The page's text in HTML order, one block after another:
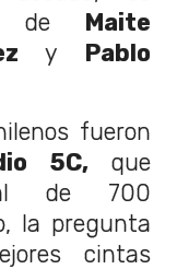
de Maite
y Pablo
fueron
5C,que
de 700
la pregunta
cintas